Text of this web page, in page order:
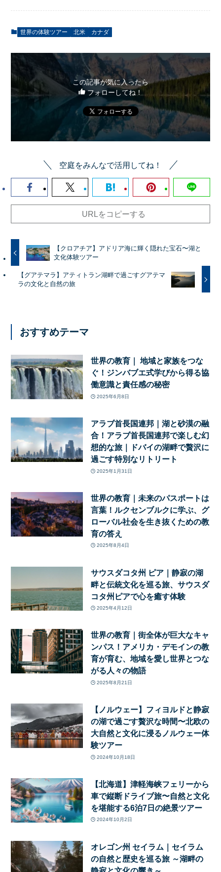
世界の体験ツアー 北米 カナダ
この記事が気に入ったら
フォローしてね！
空庭をみんなで活用してね！
URLをコピーする
【クロアチア】アドリア海に輝く隠れた宝石〜湖と
文化体験ツアー
【グアテマラ】アティトラン湖畔で過ごすグアテマ
ラの文化と自然の旅
おすすめテーマ
世界の教育｜ 地域と家族をつな
ぐ！ジンバブエ式学びから得る協
働意識と責任感の秘密
2025年6月8日
アラブ首長国連邦｜湖と砂漠の融
合！アラブ首長国連邦で楽しむ幻
想的な旅｜ドバイの湖畔で贅沢に
過ごす特別なリトリート
2025年1月31日
世界の教育｜未来のパスポートは
言葉！ルクセンブルクに学ぶ、グ
ローバル社会を生き抜くための教
育の答え
2025年8月4日
サウスダコタ州 ピア｜静寂の湖
畔と伝統文化を巡る旅、サウスダ
コタ州ピアで心を癒す体験
2025年4月12日
世界の教育｜街全体が巨大なキャ
ンパス！アメリカ・デモインの教
育が育む、地域を愛し世界とつな
がる人々の物語
2025年8月21日
【ノルウェー】フィヨルドと静寂
の湖で過ごす贅沢な時間〜北欧の
大自然と文化に浸るノルウェー体
験ツアー
2024年10月18日
【北海道】津軽海峡フェリーから
車で縦断ドライブ旅〜自然と文化
を堪能する6泊7日の絶景ツアー
2024年10月2日
オレゴン州 セイラム｜セイラム
の自然と歴史を巡る旅 ～湖畔の